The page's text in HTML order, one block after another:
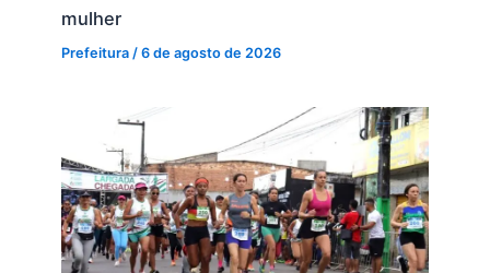
mulher
Prefeitura /6 de agosto de 2026